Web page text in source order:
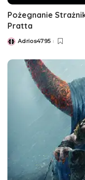
Pożegnanie
Pratta
PostedAdrios4795